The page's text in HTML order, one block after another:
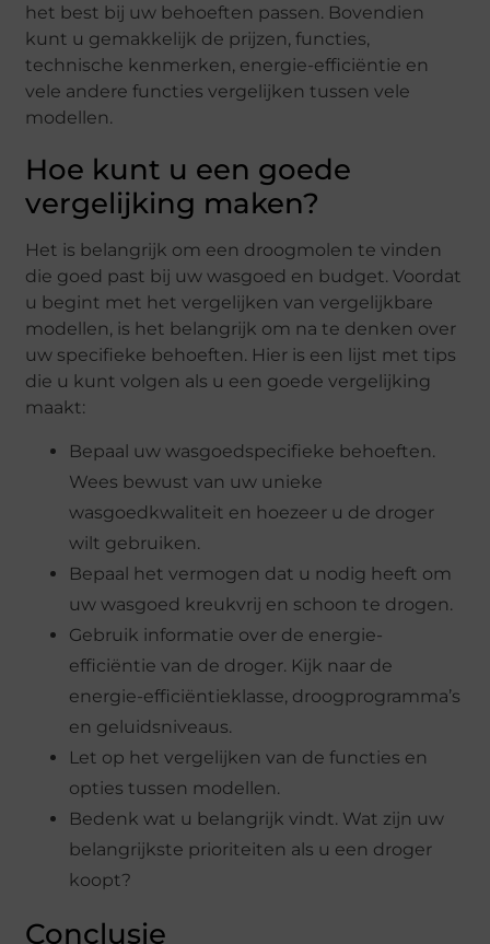
het best bij uw behoeften passen. Bovendien
kunt u gemakkelijk de prijzen, functies,
technische kenmerken, energie-efficiëntie en
vele andere functies vergelijken tussen vele
modellen.
Hoe kunt u een goede
vergelijking maken?
Het is belangrijk om een droogmolen te vinden
die goed past bij uw wasgoed en budget. Voordat
u begint met het vergelijken van vergelijkbare
modellen, is het belangrijk om na te denken over
uw specifieke behoeften. Hier is een lijst met tips
die u kunt volgen als u een goede vergelijking
maakt:
Bepaal uw wasgoedspecifieke behoeften.
Wees bewust van uw unieke
wasgoedkwaliteit en hoezeer u de droger
wilt gebruiken.
Bepaal het vermogen dat u nodig heeft om
uw wasgoed kreukvrij en schoon te drogen.
Gebruik informatie over de energie-
efficiëntie van de droger. Kijk naar de
energie-efficiëntieklasse, droogprogramma’s
en geluidsniveaus.
Let op het vergelijken van de functies en
opties tussen modellen.
Bedenk wat u belangrijk vindt. Wat zijn uw
belangrijkste prioriteiten als u een droger
koopt?
Conclusie